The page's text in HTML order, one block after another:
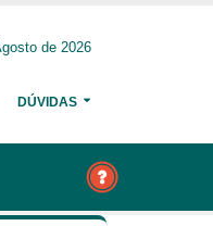
de 2026
DÚVIDAS